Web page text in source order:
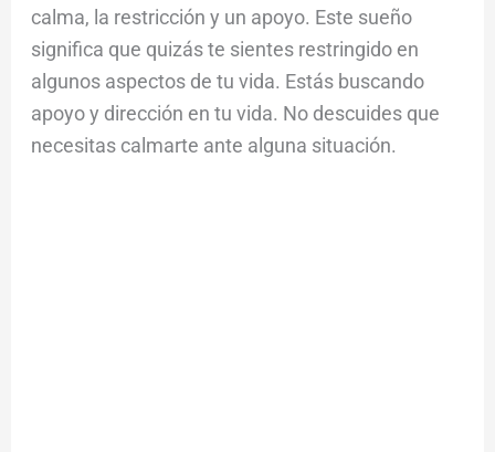
calma, la restricción y un apoyo. Este sueño
significa que quizás te sientes restringido en
algunos aspectos de tu vida. Estás buscando
apoyo y dirección en tu vida. No descuides que
necesitas calmarte ante alguna situación.